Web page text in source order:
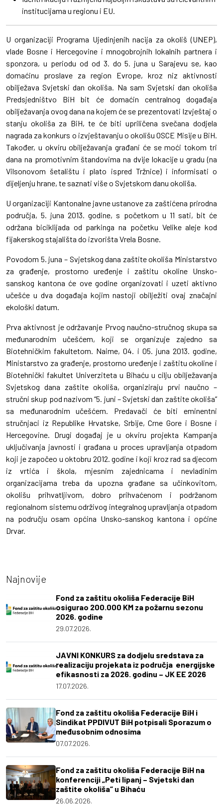
institucijama u regionu i EU.
U organizaciji Programa Ujedinjenih nacija za okoliš (UNEP),
vlade Bosne i Hercegovine i mnogobrojnih lokalnih partnera i
sponzora, u periodu od od 3. do 5. juna u Sarajevu se, kao
domaćinu proslave za region Evrope, kroz niz aktivnosti
obilježava Svjetski dan okoliša. Na sam Svjetski dan okoliša
Predsjedništvo BiH bit će domaćin centralnog događaja
obilježavanja ovog dana na kojem će se prezentovati Izvještaj o
stanju okoliša za BiH, te će biti upriličena svečana dodjela
nagrada za konkurs o izvještavanju o okolišu OSCE Misije u BiH.
Također, u okviru obilježavanja građani će se moći tokom tri
dana na promotivnim štandovima na dvije lokacije u gradu (na
Vilsonovom šetalištu i plato ispred Tržnice) i informisati o
dijeljenju hrane, te saznati više o Svjetskom danu okoliša.
U organizaciji Kantonalne javne ustanove za zaštićena prirodna
područja, 5. juna 2013. godine, s početkom u 11 sati, bit će
održana biciklijada od parkinga na početku Velike aleje kod
fijakerskog stajališta do izvorišta Vrela Bosne.
Povodom 5. juna – Svjetskog dana zaštite okoliša Ministarstvo
za građenje, prostorno uređenje i zaštitu okoline Unsko-
sanskog kantona će ove godine organizovati i uzeti aktivno
učešće u dva događaja kojim nastoji obilježiti ovaj značajni
ekološki datum.
Prva aktivnost je održavanje Prvog naučno-stručnog skupa sa
međunarodnim učešćem, koji se organizuje zajedno sa
Biotehničkim fakultetom. Naime, 04. i 05. juna 2013. godine,
Ministarstvo za građenje, prostorno uređenje i zaštitu okoline i
Biotehnički fakultet Univerziteta u Bihaću u cilju obilježavanja
Svjetskog dana zaštite okoliša, organiziraju prvi naučno –
stručni skup pod nazivom “5. juni – Svjetski dan zaštite okoliša”
sa međunarodnim učešćem. Predavači će biti eminentni
stručnjaci iz Republike Hrvatske, Srbije, Crne Gore i Bosne i
Hercegovine. Drugi događaj je u okviru projekta Kampanja
uključivanja javnosti i građana u proces upravljanja otpadom
koji je započeo u oktobru 2012. godine i koji kroz rad sa djecom
iz vrtića i škola, mjesnim zajednicama i nevladinim
organizacijama treba da upozna građane sa učinkovitom,
okolišu prihvatljivom, dobro prihvaćenom i podržanom
regionalnom sistemu održivog integralnog upravljanja otpadom
na području osam općina Unsko-sanskog kantona i općine
Drvar.
Najnovije
Fond za zaštitu okoliša Federacije BiH
osigurao 200.000 KM za požarnu sezonu
2026. godine
29.07.2026.
JAVNI KONKURS za dodjelu sredstava za
realizaciju projekata iz područja energijske
efikasnosti za 2026. godinu – JK EE 2026
17.07.2026.
Fond za zaštitu okoliša Federacije BiH i
Sindikat PPDIVUT BiH potpisali Sporazum o
međusobnim odnosima
07.07.2026.
Fond za zaštitu okoliša Federacije BiH na
konferenciji „Peti lipanj – Svjetski dan
zaštite okoliša“ u Bihaću
26.06.2026.